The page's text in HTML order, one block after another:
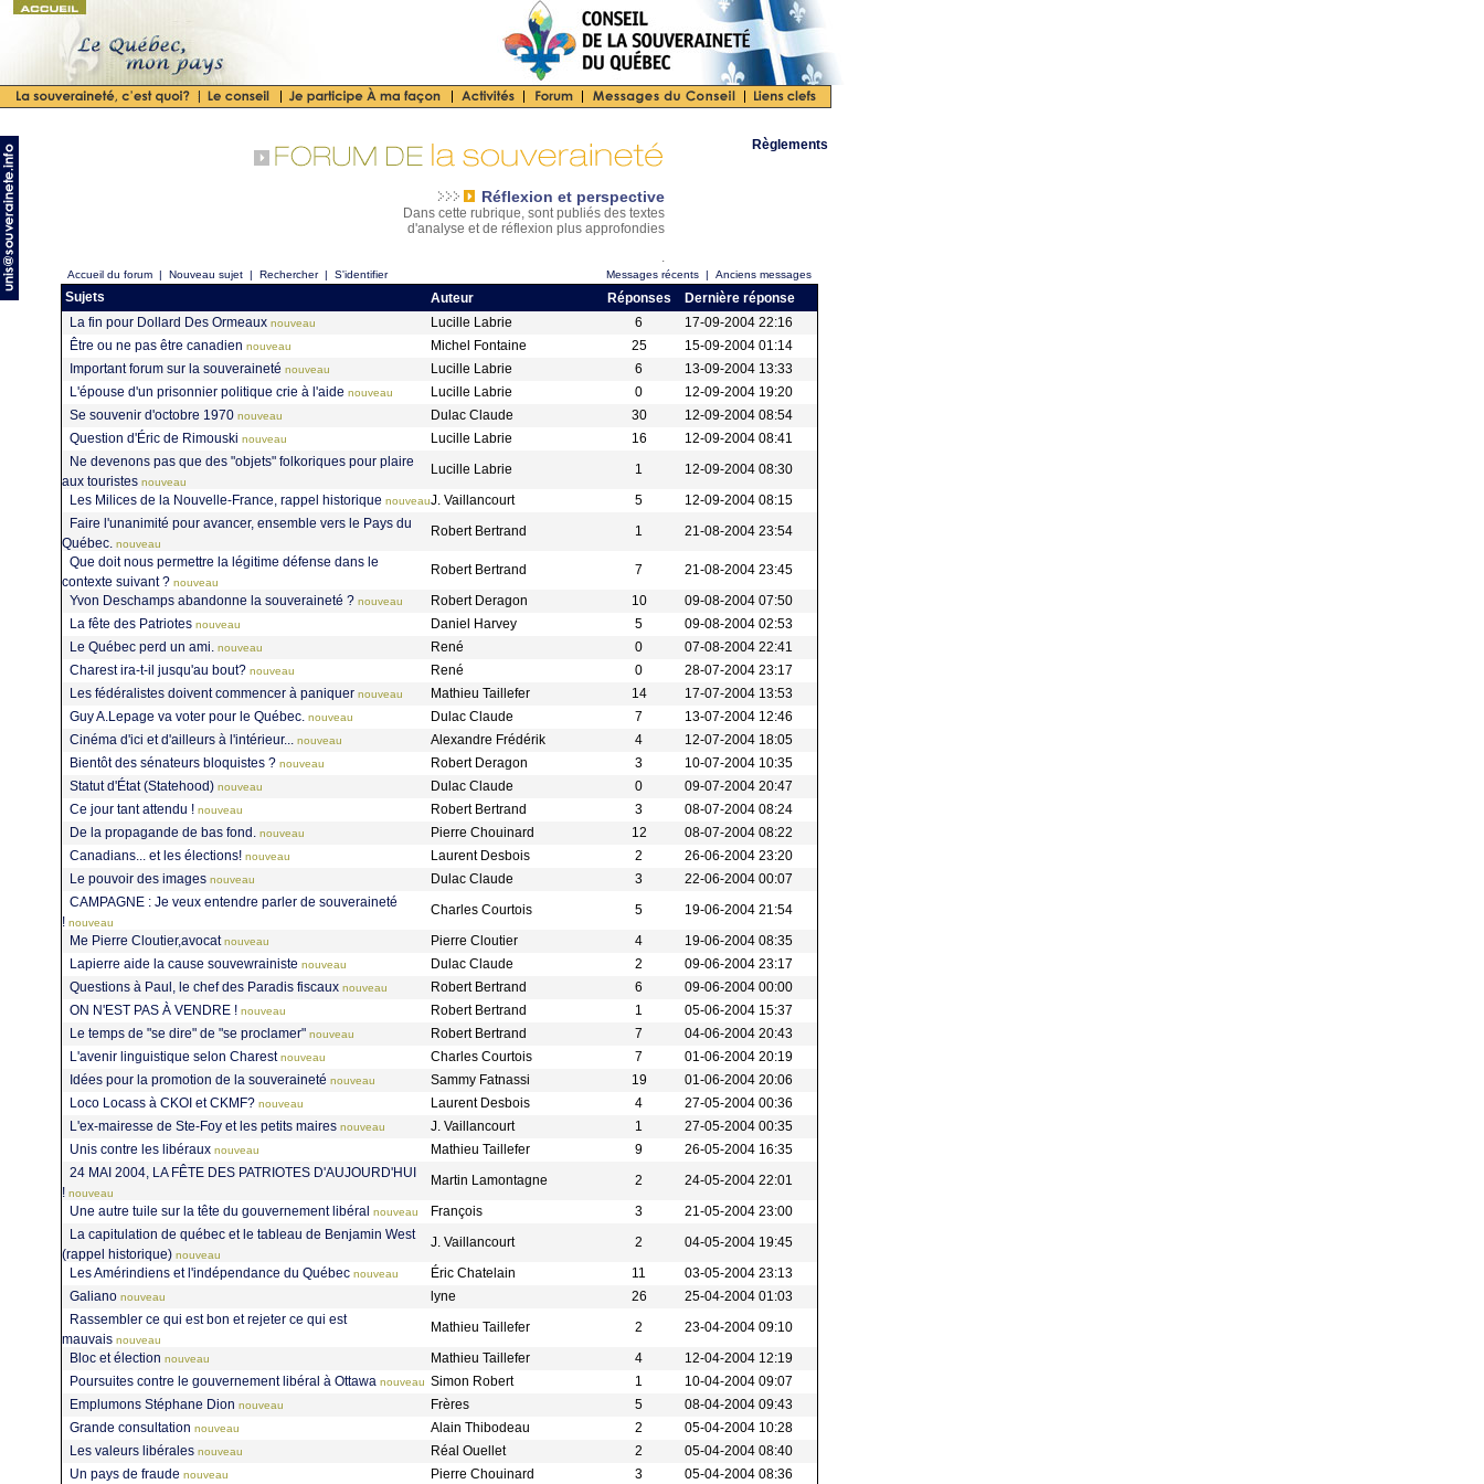
Réflexion et perspective
Dans cette rubrique, sont publiés des textes
d'analyse et de réflexion plus approfondies
.
Règlements
Accueil du forum | Nouveau sujet | Rechercher| S'identifier Messages récents | Anciens messages
Sujets Auteur Réponses
Dernière réponse
La fin pour Dollard Des Ormeaux nouveau Lucille Labrie 6
17-09-2004 22:16
Être ou ne pas être canadien nouveau Michel Fontaine 25
15-09-2004 01:14
Important forum sur la souveraineté nouveau Lucille Labrie 6
13-09-2004 13:33
L'épouse d'un prisonnier politique crie à l'aide nouveau Lucille Labrie 0
12-09-2004 19:20
Se souvenir d'octobre 1970 nouveau Dulac Claude 30
12-09-2004 08:54
Question d'Éric de Rimouski nouveau Lucille Labrie 16
12-09-2004 08:41
Ne devenons pas que des "objets" folkoriques pour plaire
aux touristes nouveau
Lucille Labrie 1
12-09-2004 08:30
Les Milices de la Nouvelle-France, rappel historique nouveauJ. Vaillancourt 5
12-09-2004 08:15
Faire l'unanimité pour avancer, ensemble vers le Pays du
Québec. nouveau
Robert Bertrand 1
21-08-2004 23:54
Que doit nous permettre la légitime défense dans le
contexte suivant ? nouveau
Robert Bertrand 7
21-08-2004 23:45
Yvon Deschamps abandonne la souveraineté ? nouveau Robert Deragon 10
09-08-2004 07:50
La fête des Patriotes nouveau Daniel Harvey 5
09-08-2004 02:53
Le Québec perd un ami.
nouveau René 0
07-08-2004 22:41
Charest ira-t-il jusqu'au bout? nouveau René 0
28-07-2004 23:17
Les fédéralistes doivent commencer à paniquer nouveau Mathieu Taillefer 14
17-07-2004 13:53
Guy A.Lepage va voter pour le Québec. nouveau Dulac Claude 7
13-07-2004 12:46
Cinéma d'ici et d'ailleurs à l'intérieur...
nouveau Alexandre Frédérik 4
12-07-2004 18:05
Bientôt des sénateurs bloquistes ? nouveau Robert Deragon 3
10-07-2004 10:35
Statut d'État (Statehood) nouveau Dulac Claude 0
09-07-2004 20:47
Ce jour tant attendu ! nouveau Robert Bertrand 3
08-07-2004 08:24
De la propagande de bas fond.
nouveau Pierre Chouinard 12
08-07-2004 08:22
Canadians... et les élections! nouveau Laurent Desbois 2
26-06-2004 23:20
Le pouvoir des images nouveau Dulac Claude 3
22-06-2004 00:07
CAMPAGNE : Je veux entendre parler de souveraineté
! nouveau
Charles Courtois 5
19-06-2004 21:54
Me Pierre Cloutier,avocat nouveau Pierre Cloutier 4
19-06-2004 08:35
Lapierre aide la cause souvewrainiste nouveau Dulac Claude 2
09-06-2004 23:17
Questions à Paul, le chef des Paradis fiscaux nouveau Robert Bertrand 6
09-06-2004 00:00
ON N'EST PAS À VENDRE ! nouveau Robert Bertrand 1
05-06-2004 15:37
Le temps de "se dire" de "se proclamer" nouveau Robert Bertrand 7
04-06-2004 20:43
L'avenir linguistique selon Charest nouveau Charles Courtois 7
01-06-2004 20:19
Idées pour la promotion de la souveraineté nouveau Sammy Fatnassi 19
01-06-2004 20:06
Loco Locass à CKOI et CKMF? nouveau Laurent Desbois 4
27-05-2004 00:36
L'ex-mairesse de Ste-Foy et les petits maires nouveau J. Vaillancourt 1
27-05-2004 00:35
Unis contre les libéraux nouveau Mathieu Taillefer 9
26-05-2004 16:35
24 MAI 2004, LA FÊTE DES PATRIOTES D'AUJOURD'HUI
! nouveau
Martin Lamontagne 2
24-05-2004 22:01
Une autre tuile sur la tête du gouvernement libéral nouveau François 3
21-05-2004 23:00
La capitulation de québec et le tableau de Benjamin West
(rappel historique) nouveau
J. Vaillancourt 2
04-05-2004 19:45
Les Amérindiens et l'indépendance du Québec nouveau Éric Chatelain 11
03-05-2004 23:13
Galiano nouveau lyne 26
25-04-2004 01:03
Rassembler ce qui est bon et rejeter ce qui est
mauvais nouveau
Mathieu Taillefer 2
23-04-2004 09:10
Bloc et élection nouveau Mathieu Taillefer 4
12-04-2004 12:19
Poursuites contre le gouvernement libéral à Ottawa nouveau Simon Robert 1
10-04-2004 09:07
Emplumons Stéphane Dion nouveau Frères 5
08-04-2004 09:43
Grande consultation nouveau Alain Thibodeau 2
05-04-2004 10:28
Les valeurs libérales nouveau Réal Ouellet 2
05-04-2004 08:40
Un pays de fraude nouveau Pierre Chouinard 3 05-04-2004 08:36